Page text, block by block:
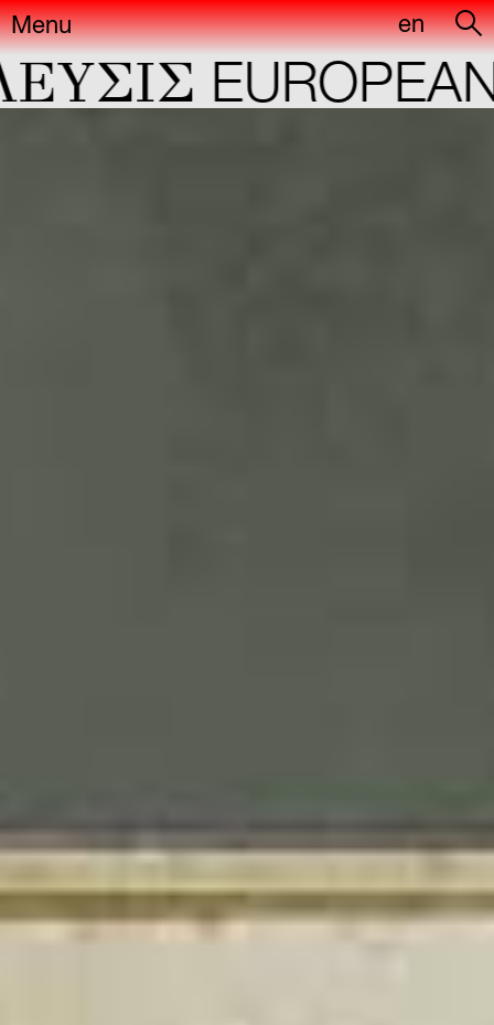
Menu en
EUROPEAN